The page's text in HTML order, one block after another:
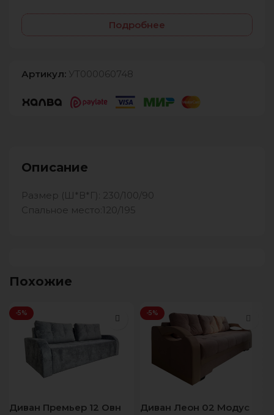
Подробнее
Артикул: УТ000060748
Описание
Размер (Ш*В*Г): 230/100/90
Спальное место:120/195
Похожие
-5%
Диван Премьер 12 Овн
-5%
Диван Леон 02 Модус